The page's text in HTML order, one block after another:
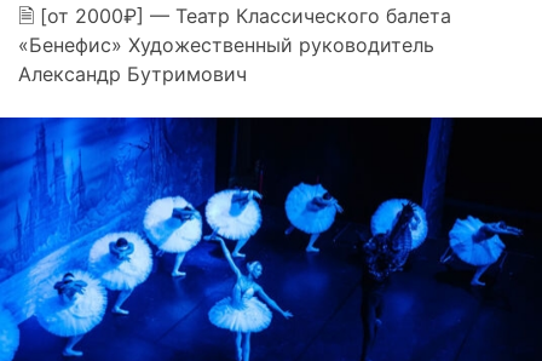
🗎 [от 2000₽] — Театр Классического балета
«Бенефис» Художественный руководитель
Александр Бутримович